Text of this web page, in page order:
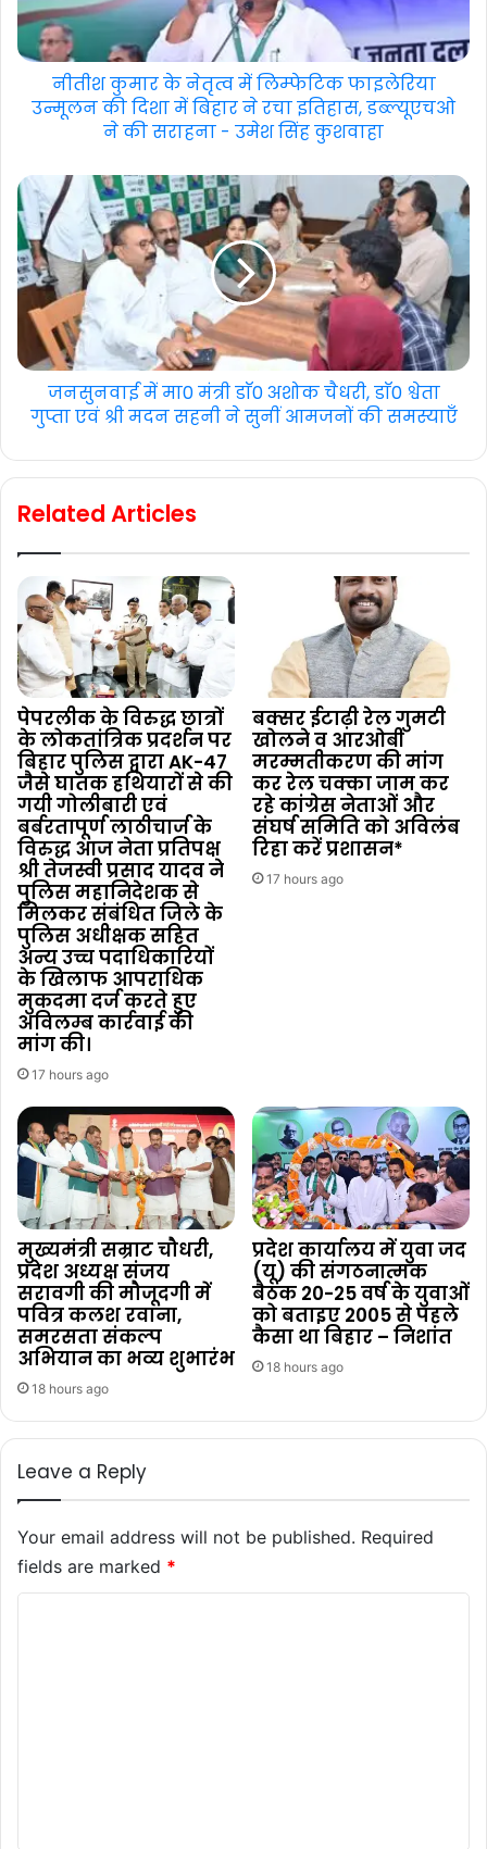
नीतीश कुमार के नेतृत्व में लिम्फेटिक फाइलेरिया
उन्मूलन की दिशा में बिहार ने रचा इतिहास, डब्ल्यूएचओ
ने की सराहना - उमेश सिंह कुशवाहा
जनसुनवाई में मा0 मंत्री डाॅ0 अशोक चैधरी, डाॅ0 श्वेता
गुप्ता एवं श्री मदन सहनी ने सुनीं आमजनों की समस्याएँ
Related Articles
पेपरलीक के विरुद्ध छात्रों
के लोकतांत्रिक प्रदर्शन पर
बिहार पुलिस द्वारा AK-47
जैसे घातक हथियारों से की
गयी गोलीबारी एवं
बर्बरतापूर्ण लाठीचार्ज के
विरुद्ध आज नेता प्रतिपक्ष
श्री तेजस्वी प्रसाद यादव ने
पुलिस महानिदेशक से
मिलकर संबंधित जिले के
पुलिस अधीक्षक सहित
अन्य उच्च पदाधिकारियों
के खिलाफ आपराधिक
मुकदमा दर्ज करते हुए
अविलम्ब कार्रवाई की
मांग की।
17 hours ago
बक्सर ईटाढ़ी रेल गुमटी
खोलने व आरओबी
मरम्मतीकरण की मांग
कर रेल चक्का जाम कर
रहे कांग्रेस नेताओं और
संघर्ष समिति को अविलंब
रिहा करें प्रशासन*
17 hours ago
मुख्यमंत्री सम्राट चौधरी,
प्रदेश अध्यक्ष संजय
सरावगी की मौजूदगी में
पवित्र कलश रवाना,
समरसता संकल्प
अभियान का भव्य शुभारंभ
18 hours ago
प्रदेश कार्यालय में युवा जद
(यू) की संगठनात्मक
बैठक 20-25 वर्ष के युवाओं
को बताइए 2005 से पहले
कैसा था बिहार – निशांत
18 hours ago
Leave a Reply
Your email address will not be published. Required
fields are marked *